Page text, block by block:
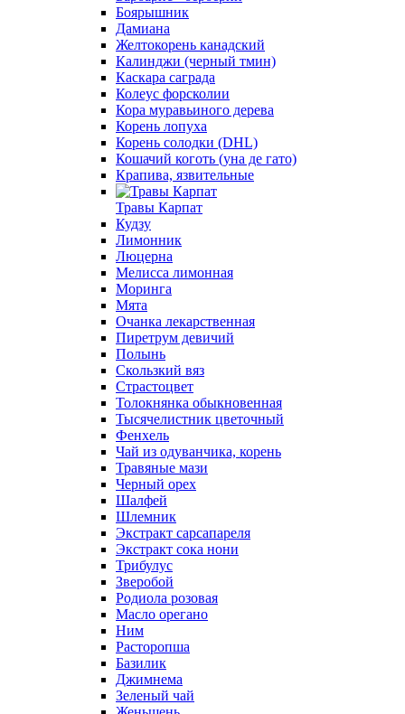
Боярышник
Дамиана
Желтокорень канадский
Калинджи (черный тмин)
Каскара саграда
Колеус форсколии
Кора муравьиного дерева
Корень лопуха
Корень солодки (DHL)
Кошачий коготь (уна де гато)
Крапива, язвительные
Травы Карпат
Кудзу
Лимонник
Люцерна
Мелисса лимонная
Моринга
Мята
Очанка лекарственная
Пиретрум девичий
Полынь
Скользкий вяз
Страстоцвет
Толокнянка обыкновенная
Тысячелистник цветочный
Фенхель
Чай из одуванчика, корень
Травяные мази
Черный орех
Шалфей
Шлемник
Экстракт сарсапареля
Экстракт сока нони
Трибулус
Зверобой
Родиола розовая
Масло орегано
Ним
Расторопша
Базилик
Джимнема
Зеленый чай